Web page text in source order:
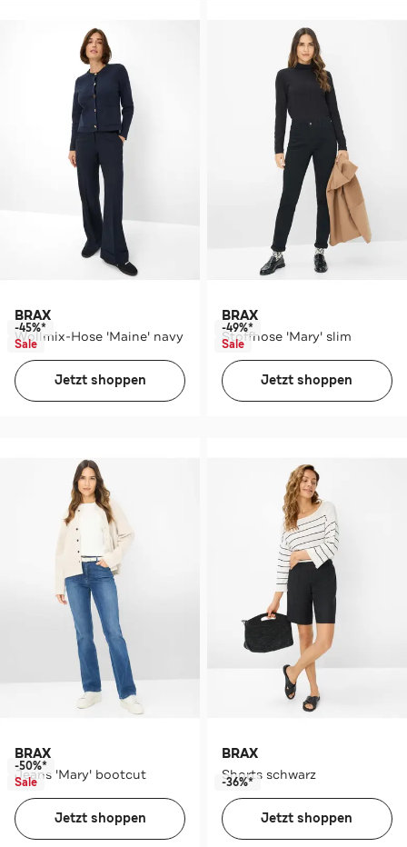
BRAX
Wollmix-Hose 'Maine' navy
-45%*
Sale
Jetzt shoppen
BRAX
Stoffhose 'Mary' slim
-49%*
Sale
Jetzt shoppen
BRAX
Jeans 'Mary' bootcut
-50%*
Sale
Jetzt shoppen
BRAX
Shorts schwarz
-36%*
Jetzt shoppen